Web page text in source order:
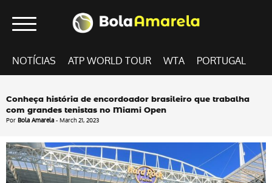
NOTÍCIAS ATP WORLD TOUR WTA PORTUGAL
Conheça história de encordoador brasileiro que trabalha
com grandes tenistas no Miami Open
Por Bola Amarela - March 21, 2023